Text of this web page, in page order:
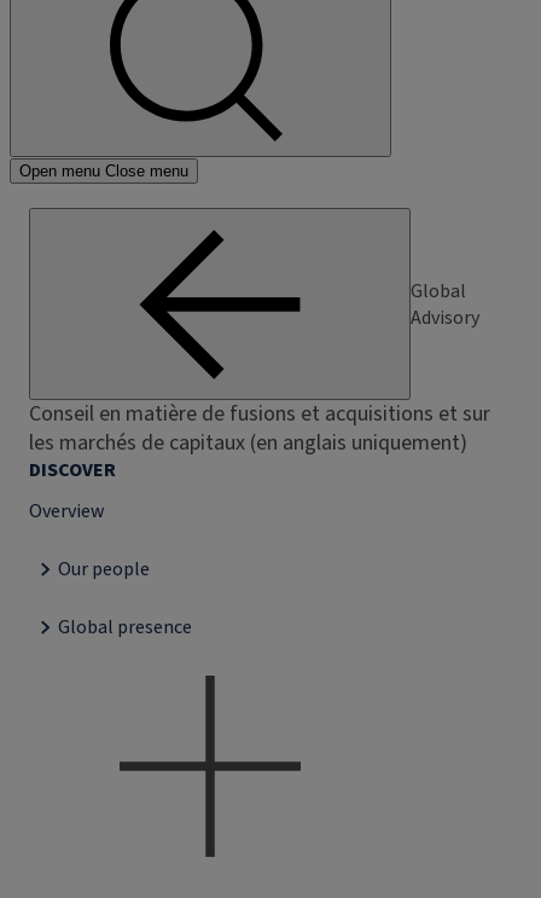
Open menu Close menu
Global
Advisory
Conseil en matière de fusions et acquisitions et sur
les marchés de capitaux (en anglais uniquement)
DISCOVER
Overview
Our people
Global presence